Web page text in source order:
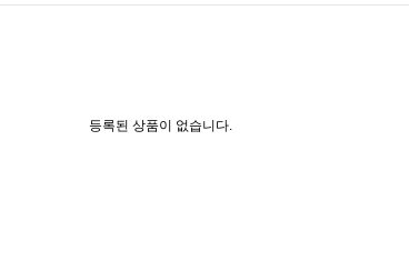
등록된 상품이 없습니다.